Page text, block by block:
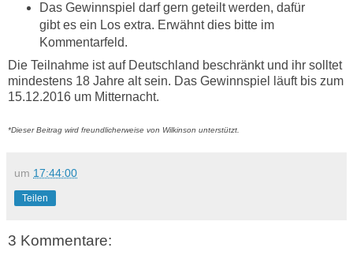
Das Gewinnspiel darf gern geteilt werden, dafür
gibt es ein Los extra. Erwähnt dies bitte im
Kommentarfeld.
Die Teilnahme ist auf Deutschland beschränkt und ihr solltet
mindestens 18 Jahre alt sein. Das Gewinnspiel läuft bis zum
15.12.2016 um Mitternacht.
*Dieser Beitrag wird freundlicherweise von Wilkinson unterstützt.
um 17:44:00
Teilen
3 Kommentare: